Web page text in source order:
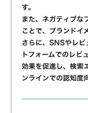
す。
また、ネガティブな
ことで、ブランドイ
さらに、SNSやレビ
トフォームでのレビ
効果を促進し、検索
ンラインでの認知度